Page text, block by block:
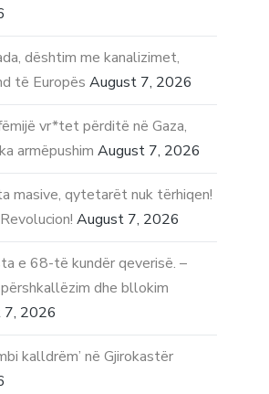
dështim me kanalizimet,
të Europës August 7, 2026
vr*tet përditë në Gaza,
armëpushim August 7, 2026
masive, qytetarët nuk tërhiqen!
August 7, 2026
e 68-të kundër qeverisë. –
dhe bllokim
7, 2026
kalldrëm’ në Gjirokastër